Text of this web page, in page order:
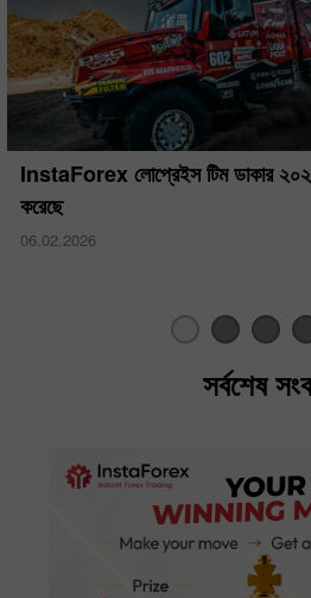
InstaForex লোপ্রেইস টিম ডাকার
করেছে
06.02.2026
সর্বশেষ